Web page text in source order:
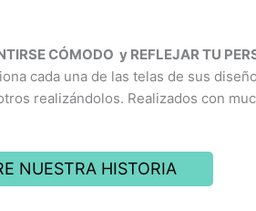
CÓMODO y REFLEJAR TU
cada una de las telas de sus
realizándolos. Realizados con
NUESTRA HISTORIA